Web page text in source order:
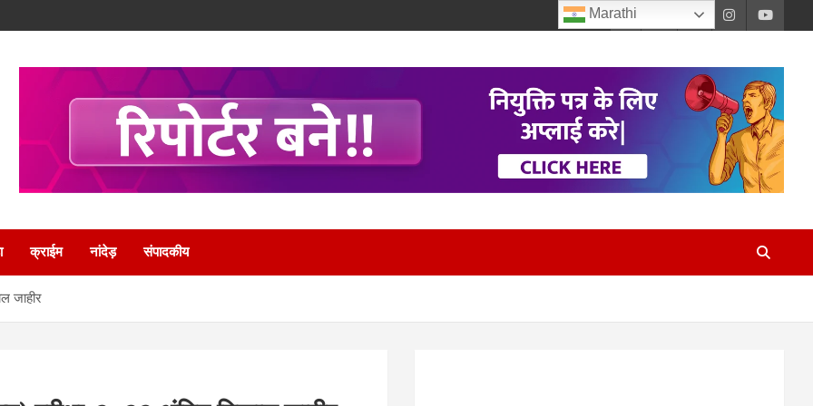
क्राईम नांदेड़ संपादकीय
जाहीर
Marathi